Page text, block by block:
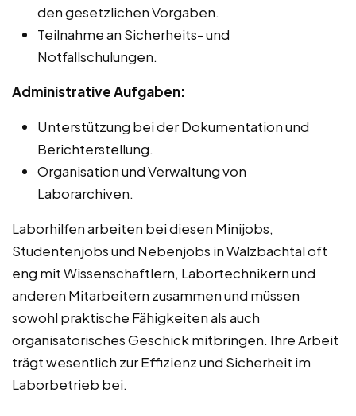
den gesetzlichen Vorgaben.
Teilnahme an Sicherheits- und
Notfallschulungen.
Administrative Aufgaben:
Unterstützung bei der Dokumentation und
Berichterstellung.
Organisation und Verwaltung von
Laborarchiven.
Laborhilfen arbeiten bei diesen Minijobs,
Studentenjobs und Nebenjobs in Walzbachtal oft
eng mit Wissenschaftlern, Labortechnikern und
anderen Mitarbeitern zusammen und müssen
sowohl praktische Fähigkeiten als auch
organisatorisches Geschick mitbringen. Ihre Arbeit
trägt wesentlich zur Effizienz und Sicherheit im
Laborbetrieb bei.